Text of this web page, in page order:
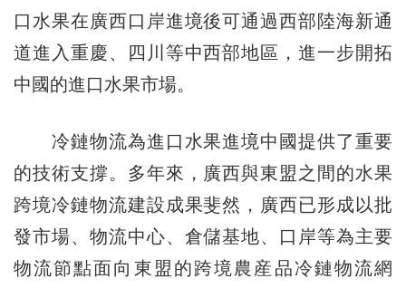
口水果在廣西口岸進境後可通過西部陸海新通
道進入重慶、四川等中西部地區，進一步開拓
中國的進口水果市場。
冷鏈物流為進口水果進境中國提供了重要
的技術支撐。多年來，廣西與東盟之間的水果
跨境冷鏈物流建設成果斐然，廣西已形成以批
發市場、物流中心、倉儲基地、口岸等為主要
物流節點面向東盟的跨境農産品冷鏈物流網